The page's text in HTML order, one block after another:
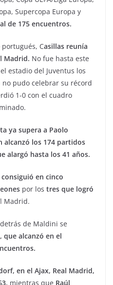
Supercopa Europa y
de 175 encuentros.
Casillas reunía
Madrid. No fue hasta este
estadio del Juventus los
pudo celebrar su récord
1-0 con el cuadro
ya supera a Paolo
alcanzó los 174 partidos
alargó hasta los 41 años.
en cinco
por los tres que logró
Madrid.
de Maldini se
que alcanzó en el
en el Ajax, Real Madrid,
mientras que Raúl